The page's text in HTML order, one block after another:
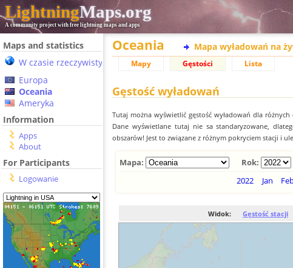
LightningMaps.org
A community project with free lightning maps and apps
Maps and statistics
W czasie rzeczywistym
Europa
Oceania
Ameryka
Information
Apps
About
For Participants
Logowanie
Oceania Mapa wyładowań na
Mapy Gęstości Lista
Gęstość wyładowań
Tutaj można wyświetlić gęstość wyładowań dla
Dane wyświetlane tutaj nie sa standaryzowane,
obszarów! Jest to związane z różnym pokryciem stacji i
Mapa: Rok:
2022
Jan
Widok: Gęstość stacji